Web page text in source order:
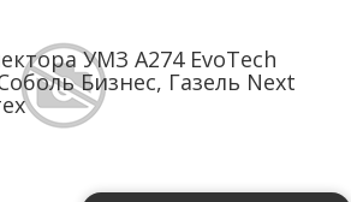
УМЗ А274 EvoTech
Бизнес, Газель Next